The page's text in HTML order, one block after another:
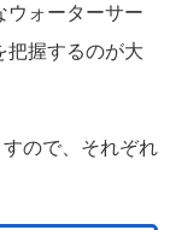
ウォーターサー
把握するのが大
ので、それぞれ